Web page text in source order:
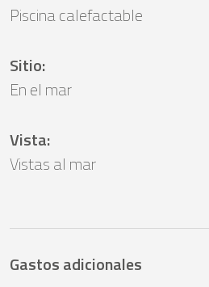
Piscina calefactable
Sitio:
En el mar
Vista:
Vistas al mar
Gastos adicionales